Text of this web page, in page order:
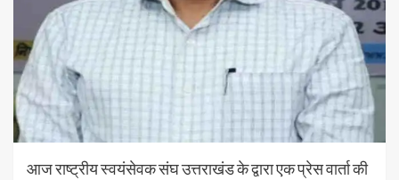
आज राष्ट्रीय स्वयंसेवक संघ उत्तराखंड के द्वारा एक प्रेस वार्ता की